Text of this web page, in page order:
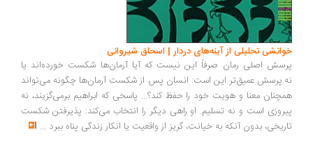
تحلیلی از آینه‌های دردار | اسحاق شیروانی
اصلی رمان صرفاً این نیست که آیا آرمان‌ها شکست خورده‌اند یا
عمیق‌تر این است: انسان پس از شکست آرمان‌ها چگونه می‌تواند
معنا و هویت خود را حفظ کند؟... پاسخی که ابراهیم برمی‌گزیند، نه
است و نه تسلیم. او راهی دیگر را انتخاب می‌کند: پذیرفتن شکست
بدون آنکه به خیانت، گریز از واقعیت یا انکار زندگی پناه ببرد...